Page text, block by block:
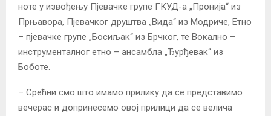
ноте у извођењу Пјевачке групе ГКУД-а „Пронија“ из
Прњавора, Пјевачког друштва „Вида“ из Модриче, Етно
– пјевачке групе „Босиљак“ из Брчког, те Вокално –
инструменталног етно – ансамбла „Ђурђевак“ из
Боботе.
– Срећни смо што имамо прилику да се представимо
вечерас и допринесемо овој прилици да се велича